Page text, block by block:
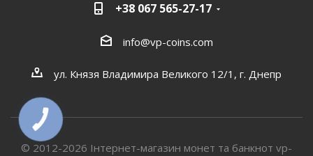
+38 067 565-27-17
info@vp-coins.com
ул. Князя Владимира Великого 12/1, г. Днепр
© 2012-2026 Інтернет-магазин монет та банкнот vp-
КНОПКА
СВЯЗИ